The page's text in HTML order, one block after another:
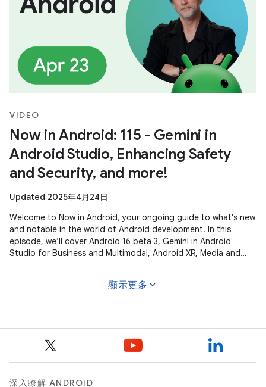
VIDEO
Now in Android: 115 - Gemini in
Android Studio, Enhancing Safety
and Security, and more!
Updated 2025年4月24日
Welcome to Now in Android, your ongoing guide to what's new
and notable in the world of Android development. In this
episode, we’ll cover Android 16 beta 3, Gemini in Android
Studio for Business and Multimodal, Android XR, Media and
顯示更多 expand_more
深入瞭解 ANDROID